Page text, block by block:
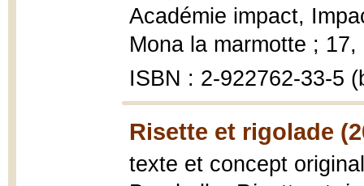
Académie impact,
Mona la marmotte ;
ISBN : 2-922762-33-5
Risette et rigolade
texte et concept